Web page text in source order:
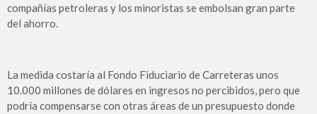
compañías petroleras y los minoristas se embolsan gran parte
del ahorro.
La medida costaría al Fondo Fiduciario de Carreteras unos
10.000 millones de dólares en ingresos no percibidos, pero que
podría compensarse con otras áreas de un presupuesto donde